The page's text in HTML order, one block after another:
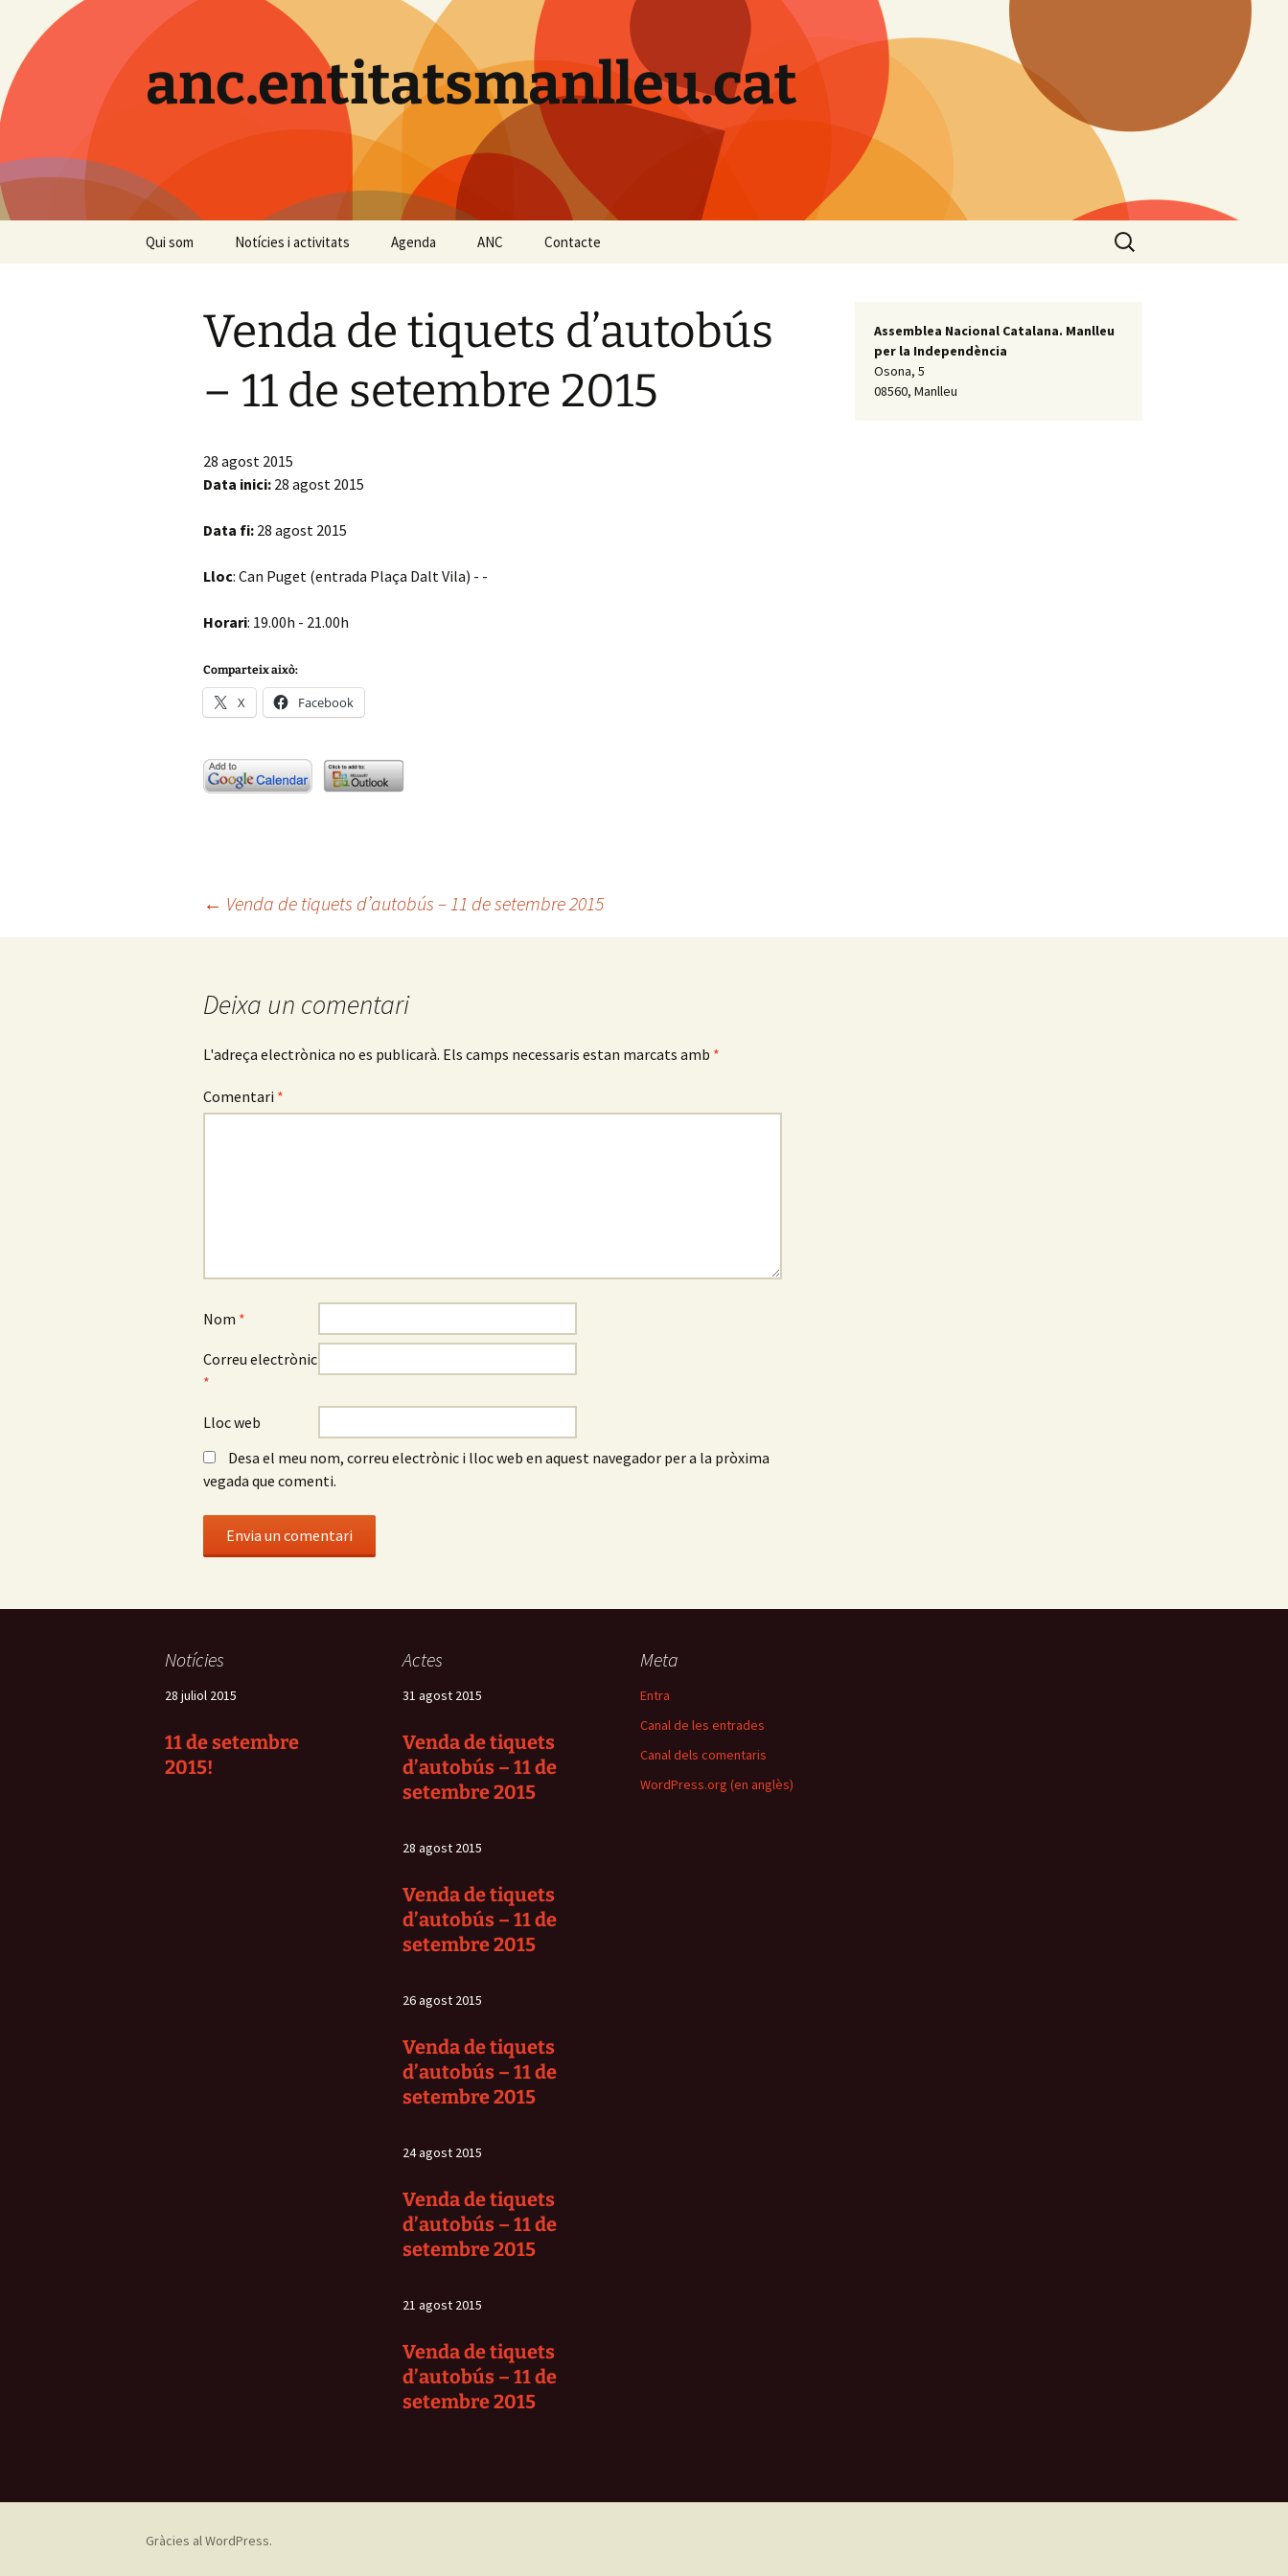
contingut
anc.entitatsmanlleu.cat
Qui som Notícies i activitats Agenda ANC Contacte
Cerca:
Venda de tiquets d’autobús
– 11 de setembre 2015
28 agost 2015
Data inici: 28 agost 2015
Data fi: 28 agost 2015
Lloc: Can Puget (entrada Plaça Dalt Vila) - -
Horari: 19.00h - 21.00h
Comparteix això:
X Facebook
Navegació
← Venda de tiquets d’autobús – 11 de setembre 2015
Deixa un comentari
L'adreça electrònica no es publicarà. Els camps necessaris estan marcats amb *
Comentari *
Nom *
Correu electrònic
*
Lloc web
Desa el meu nom, correu electrònic i lloc web en aquest navegador per a la pròxima
vegada que comenti.
Assemblea Nacional Catalana. Manlleu
per la Independència
Osona, 5
08560, Manlleu
Notícies
28 juliol 2015
11 de setembre
2015!
Actes
31 agost 2015
Venda de tiquets
d’autobús – 11 de
setembre 2015
28 agost 2015
Venda de tiquets
d’autobús – 11 de
setembre 2015
26 agost 2015
Venda de tiquets
d’autobús – 11 de
setembre 2015
24 agost 2015
Venda de tiquets
d’autobús – 11 de
setembre 2015
21 agost 2015
Venda de tiquets
d’autobús – 11 de
setembre 2015
Meta
Entra
Canal de les entrades
Canal dels comentaris
WordPress.org (en anglès)
Gràcies al WordPress.